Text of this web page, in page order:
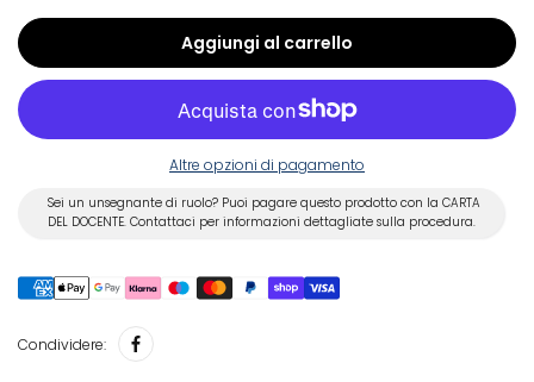
Aggiungi al carrello
Altre opzioni di pagamento
Sei un unsegnante di ruolo? Puoi pagare questo prodotto con la CARTA
DEL DOCENTE. Contattaci per informazioni dettagliate sulla procedura.
Condividere: